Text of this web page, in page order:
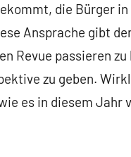
die Bürger
Ansprache gibt
Revue passieren
zu geben.
es in diesem Jahr